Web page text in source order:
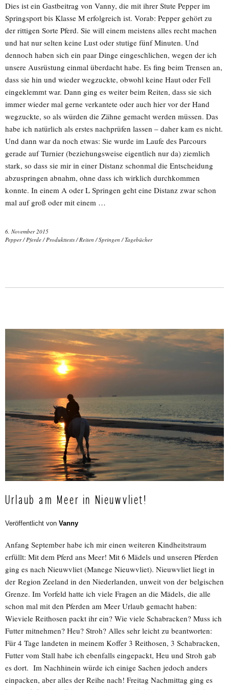
Dies ist ein Gastbeitrag von Vanny, die mit ihrer Stute Pepper im
Springsport bis Klasse M erfolgreich ist. Vorab: Pepper gehört zu
der rittigen Sorte Pferd. Sie will einem meistens alles recht machen
und hat nur selten keine Lust oder stutige fünf Minuten. Und
dennoch haben sich ein paar Dinge eingeschlichen, wegen der ich
unsere Ausrüstung einmal überdacht habe. Es fing beim Trensen an,
dass sie hin und wieder wegzuckte, obwohl keine Haut oder Fell
eingeklemmt war. Dann ging es weiter beim Reiten, dass sie sich
immer wieder mal gerne verkantete oder auch hier vor der Hand
wegzuckte, so als würden die Zähne gemacht werden müssen. Das
habe ich natürlich als erstes nachprüfen lassen – daher kam es nicht.
Und dann war da noch etwas: Sie wurde im Laufe des Parcours
gerade auf Turnier (beziehungsweise eigentlich nur da) ziemlich
stark, so dass sie mir in einer Distanz schonmal die Entscheidung
abzuspringen abnahm, ohne dass ich wirklich durchkommen
konnte. In einem A oder L Springen geht eine Distanz zwar schon
mal auf groß oder mit einem …
6. November 2015
Pepper/Pferde/Produkttests/Reiten /Springen /Tagebücher
Urlaub am Meer in Nieuwvliet!
Veröffentlicht von Vanny
Anfang September habe ich mir einen weiteren Kindheitstraum
erfüllt: Mit dem Pferd ans Meer! Mit 6 Mädels und unseren Pferden
ging es nach Nieuwvliet (Manege Nieuwvliet). Nieuwvliet liegt in
der Region Zeeland in den Niederlanden, unweit von der belgischen
Grenze. Im Vorfeld hatte ich viele Fragen an die Mädels, die alle
schon mal mit den Pferden am Meer Urlaub gemacht haben:
Wieviele Reithosen packt ihr ein? Wie viele Schabracken? Muss ich
Futter mitnehmen? Heu? Stroh? Alles sehr leicht zu beantworten:
Für 4 Tage landeten in meinem Koffer 3 Reithosen, 3 Schabracken,
Futter vom Stall habe ich ebenfalls eingepackt, Heu und Stroh gab
es dort. Im Nachhinein würde ich einige Sachen jedoch anders
einpacken, aber alles der Reihe nach! Freitag Nachmittag ging es